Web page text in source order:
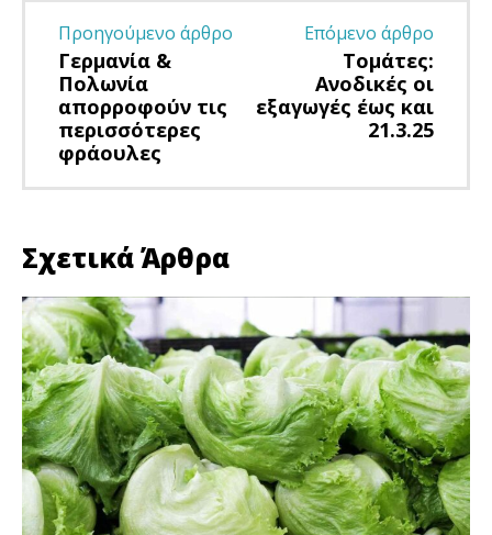
Προηγούμενο άρθρο
Γερμανία &
Πολωνία
απορροφούν τις
περισσότερες
φράουλες
Επόμενο άρθρο
Τομάτες:
Ανοδικές οι
εξαγωγές έως και
21.3.25
Σχετικά Άρθρα